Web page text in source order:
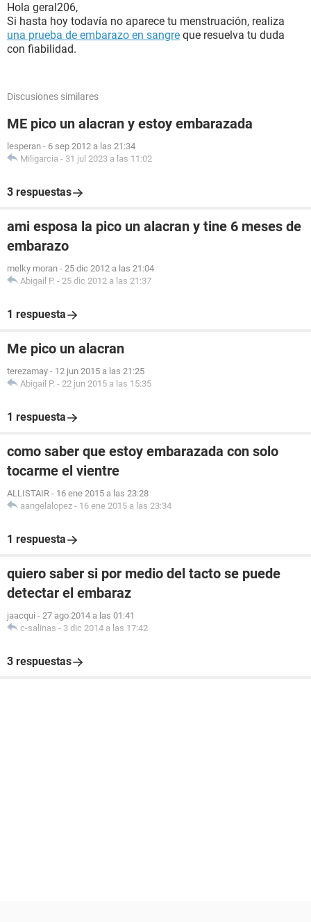
Hola geral206,
Si hasta hoy todavía no aparece tu menstruación, realiza
una prueba de embarazo en sangre que resuelva tu duda
con fiabilidad.
Discusiones similares
ME pico un alacran y estoy embarazada
lesperan - 6 sep 2012 a las 21:34
Miligarcia - 31 jul 2023 a las 11:02
3 respuestas
ami esposa la pico un alacran y tine 6 meses de
embarazo
melky moran - 25 dic 2012 a las 21:04
Abigail P. - 25 dic 2012 a las 21:37
1 respuesta
Me pico un alacran
terezamay - 12 jun 2015 a las 21:25
Abigail P. - 22 jun 2015 a las 15:35
1 respuesta
como saber que estoy embarazada con solo
tocarme el vientre
ALLISTAIR - 16 ene 2015 a las 23:28
aangelalopez - 16 ene 2015 a las 23:34
1 respuesta
quiero saber si por medio del tacto se puede
detectar el embaraz
jaacqui - 27 ago 2014 a las 01:41
c-salinas - 3 dic 2014 a las 17:42
3 respuestas